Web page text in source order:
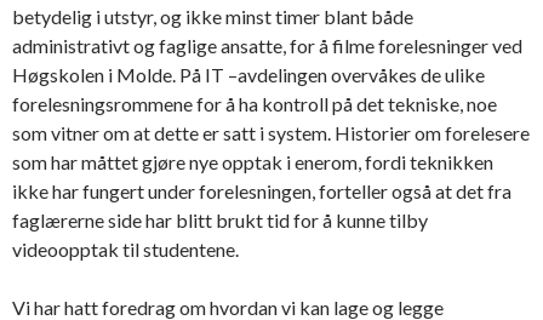
betydelig i utstyr, og ikke minst timer blant både
administrativt og faglige ansatte, for å filme forelesninger ved
Høgskolen i Molde. På IT –avdelingen overvåkes de ulike
forelesningsrommene for å ha kontroll på det tekniske, noe
som vitner om at dette er satt i system. Historier om forelesere
som har måttet gjøre nye opptak i enerom, fordi teknikken
ikke har fungert under forelesningen, forteller også at det fra
faglærerne side har blitt brukt tid for å kunne tilby
videoopptak til studentene.
Vi har hatt foredrag om hvordan vi kan lage og legge